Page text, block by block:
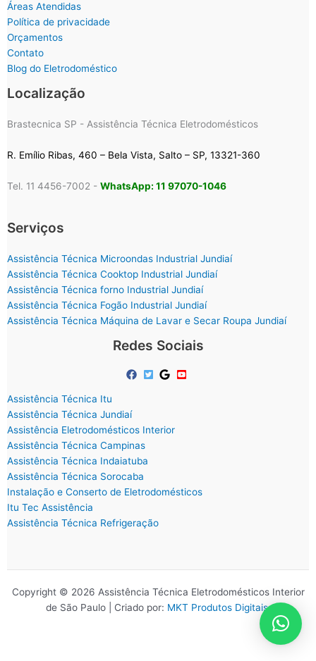
Áreas Atendidas
Política de privacidade
Orçamentos
Contato
Blog do Eletrodoméstico
Localização
Brastecnica SP - Assistência Técnica Eletrodomésticos
R. Emílio Ribas, 460 – Bela Vista, Salto – SP, 13321-360
Tel. 11 4456-7002 - WhatsApp: 11 97070-1046
Serviços
Assistência Técnica Microondas Industrial Jundiaí
Assistência Técnica Cooktop Industrial Jundiaí
Assistência Técnica forno Industrial Jundiaí
Assistência Técnica Fogão Industrial Jundiaí
Assistência Técnica Máquina de Lavar e Secar Roupa Jundiaí
Redes Sociais
Assistência Técnica Itu
Assistência Técnica Jundiaí
Assistência Eletrodomésticos Interior
Assistência Técnica Campinas
Assistência Técnica Indaiatuba
Assistência Técnica Sorocaba
Instalação e Conserto de Eletrodomésticos
Itu Tec Assistência
Assistência Técnica Refrigeração
Copyright © 2026 Assistência Técnica Eletrodomésticos Interior
de São Paulo | Criado por: MKT Produtos Digitais.